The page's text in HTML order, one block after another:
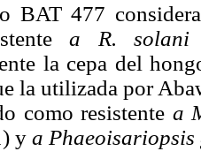
BAT 477
a R.
la cepa del
la utilizada por
como resistente a
y a